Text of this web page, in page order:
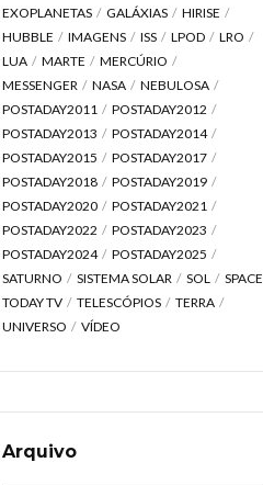
EXOPLANETAS
GALÁXIAS
HIRISE
HUBBLE
IMAGENS ISS LPOD
LRO
LUA
MARTE
MERCÚRIO
MESSENGER
NASA
NEBULOSA
POSTADAY2011
POSTADAY2012
POSTADAY2013
POSTADAY2014
POSTADAY2015
POSTADAY2017
POSTADAY2018
POSTADAY2019
POSTADAY2020
POSTADAY2021
POSTADAY2022
POSTADAY2023
POSTADAY2024
POSTADAY2025
SATURNO
SISTEMA SOLAR SOL
SPACE
TODAY TV
TELESCÓPIOS
TERRA
UNIVERSO
VÍDEO
Arquivo